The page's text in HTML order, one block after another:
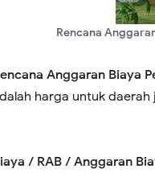
Rencana
Anggaran Biaya
harga untuk
/ RAB / Anggaran